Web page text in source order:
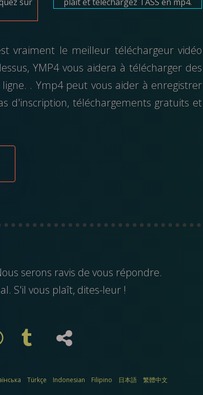
vraiment le meilleur téléchargeur vidéo
YMP4 vous aidera à télécharger des
. Ymp4 peut vous aider à enregistrer
d'inscription, téléchargements gratuits et
serons ravis de vous répondre.
S'il vous plaît, dites-leur !
Türkçe Indonesian Filipino 日本語 繁體中文